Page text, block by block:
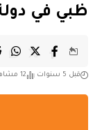
ظبي في
قبل 5 سنوات 12 مشاهدات